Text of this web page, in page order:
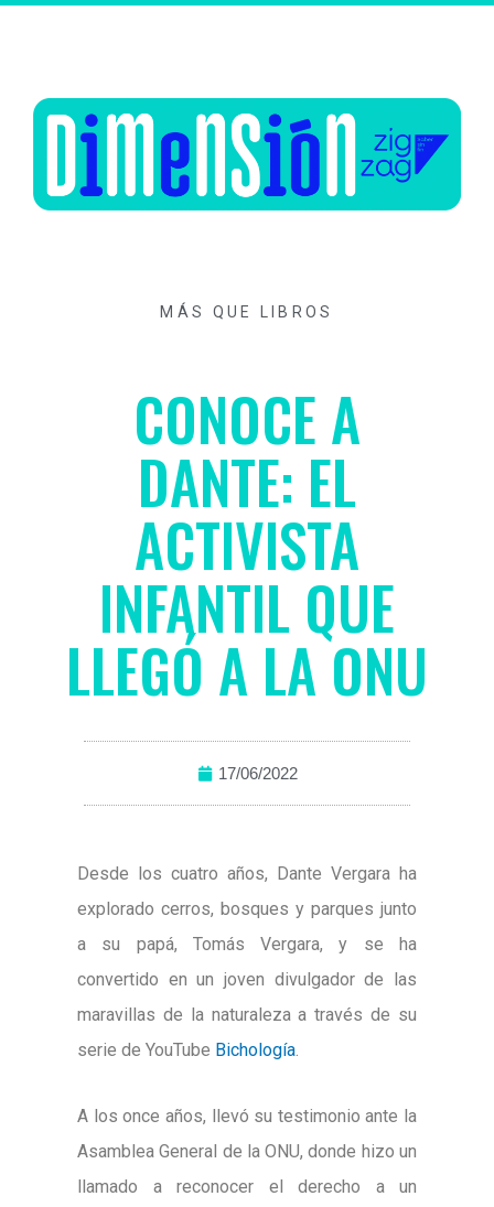
MÁS QUE LIBROS
CONOCE A
DANTE: EL
ACTIVISTA
INFANTIL QUE
LLEGÓ A LA ONU
17/06/2022
Desde los cuatro años, Dante Vergara ha
explorado cerros, bosques y parques junto
a su papá, Tomás Vergara, y se ha
convertido en un joven divulgador de las
maravillas de la naturaleza a través de su
serie de YouTube Bichología.
A los once años, llevó su testimonio ante la
Asamblea General de la ONU, donde hizo un
llamado a reconocer el derecho a un